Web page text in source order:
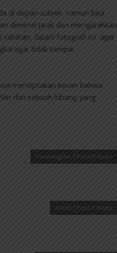
di depan subjek, namun bisa
dimensi jarak dan mengarahkan
catatan, dalam fotografi ini agar
agar tidak sampai
menciptakan kesan bahwa
dari sebuah lubang yang
Dendangkan. | Putra P. Purba
Ambil. | Putra P. Purba